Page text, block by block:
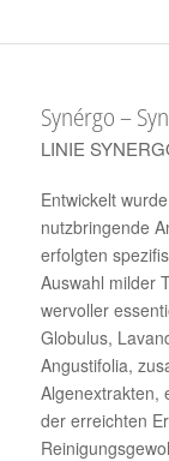
Synérgo –
LINIE
Entwickelt
nutzbringende
erfolgten
Auswahl milder
wervoller
Globulus,
Angustifolia,
Algenextrakten,
der erreichten